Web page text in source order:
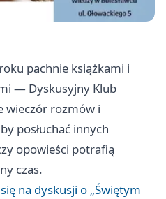
pachnie książkami i
— Dyskusyjny Klub
wieczór rozmów i
posłuchać innych
opowieści potrafią
czas.
na dyskusji o „Świętym